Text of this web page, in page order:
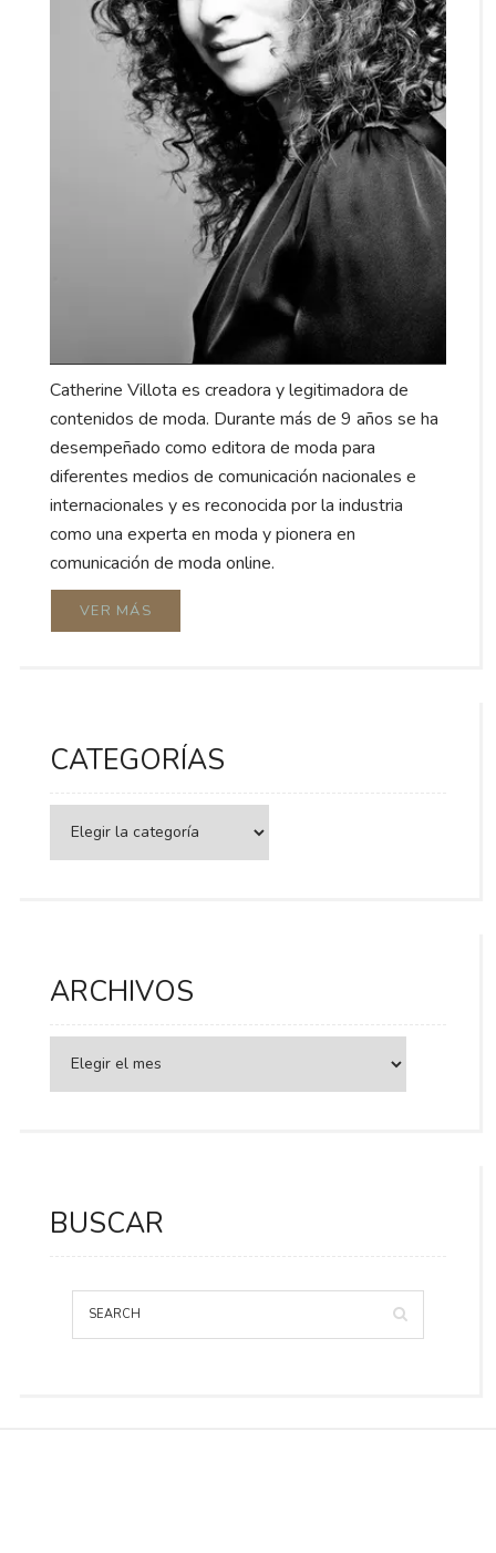
Catherine Villota es creadora y legitimadora de
contenidos de moda. Durante más de 9 años se ha
desempeñado como editora de moda para
diferentes medios de comunicación nacionales e
internacionales y es reconocida por la industria
como una experta en moda y pionera en
comunicación de moda online.
VER MÁS
CATEGORÍAS
ARCHIVOS
BUSCAR